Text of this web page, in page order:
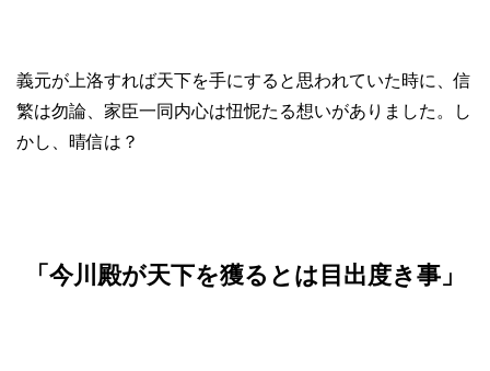
義元が上洛すれば天下を手にすると思われていた時に、信
繁は勿論、家臣一同内心は忸怩たる想いがありました。し
かし、晴信は？
「今川殿が天下を獲るとは目出度き事」